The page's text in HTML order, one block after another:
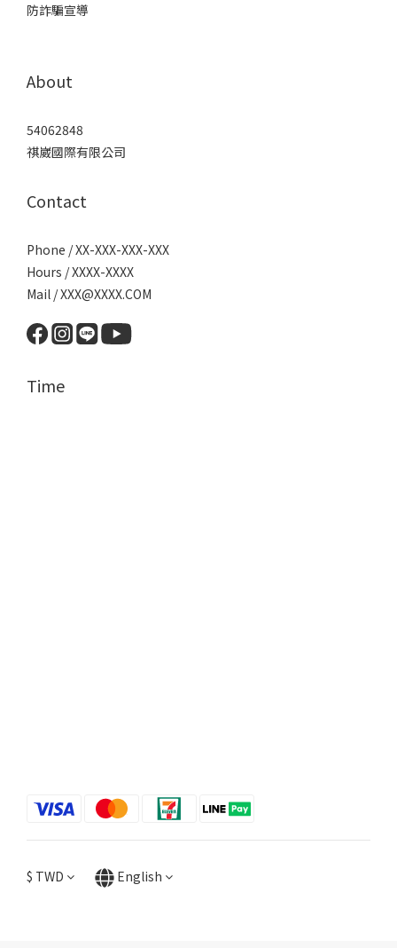
防詐騙宣導
About
54062848
祺崴國際有限公司
Contact
Phone / XX-XXX-XXX-XXX
Hours / XXXX-XXXX
Mail / XXX@XXXX.COM
Time
$ TWD English